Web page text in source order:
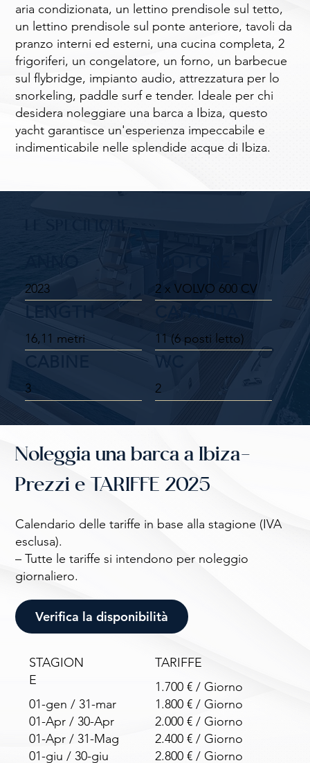
aria condizionata, un lettino prendisole sul tetto,
un lettino prendisole sul ponte anteriore, tavoli da
pranzo interni ed esterni, una cucina completa, 2
frigoriferi, un congelatore, un forno, un barbecue
sul flybridge, impianto audio, attrezzatura per lo
snorkeling, paddle surf e tender. Ideale per chi
desidera noleggiare una barca a Ibiza, questo
yacht garantisce un'esperienza impeccabile e
indimenticabile nelle splendide acque di Ibiza.
ANNO
2023 2 x VOLVO 600 CV
LENGTH
16,11 metri 11 (6 posti letto)
3
WC
2
Noleggia una barca a Ibiza-
Prezzi e TARIFFE 2025
Calendario delle tariffe in base alla stagione (IVA
esclusa).
– Tutte le tariffe si intendono per noleggio
giornaliero.
Verifica la disponibilità
STAGION
E
01-gen / 31-mar
01-Apr / 30-Apr
01-Apr / 31-Mag
01-giu / 30-giu
TARIFFE
1.700 € / Giorno
1.800 € / Giorno
2.000 € / Giorno
2.400 € / Giorno
2.800 € / Giorno